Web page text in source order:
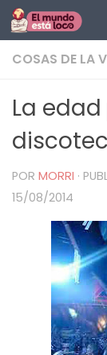
Saltar al
COSAS DE LA
La
POR MORRI ·
15/08/2014